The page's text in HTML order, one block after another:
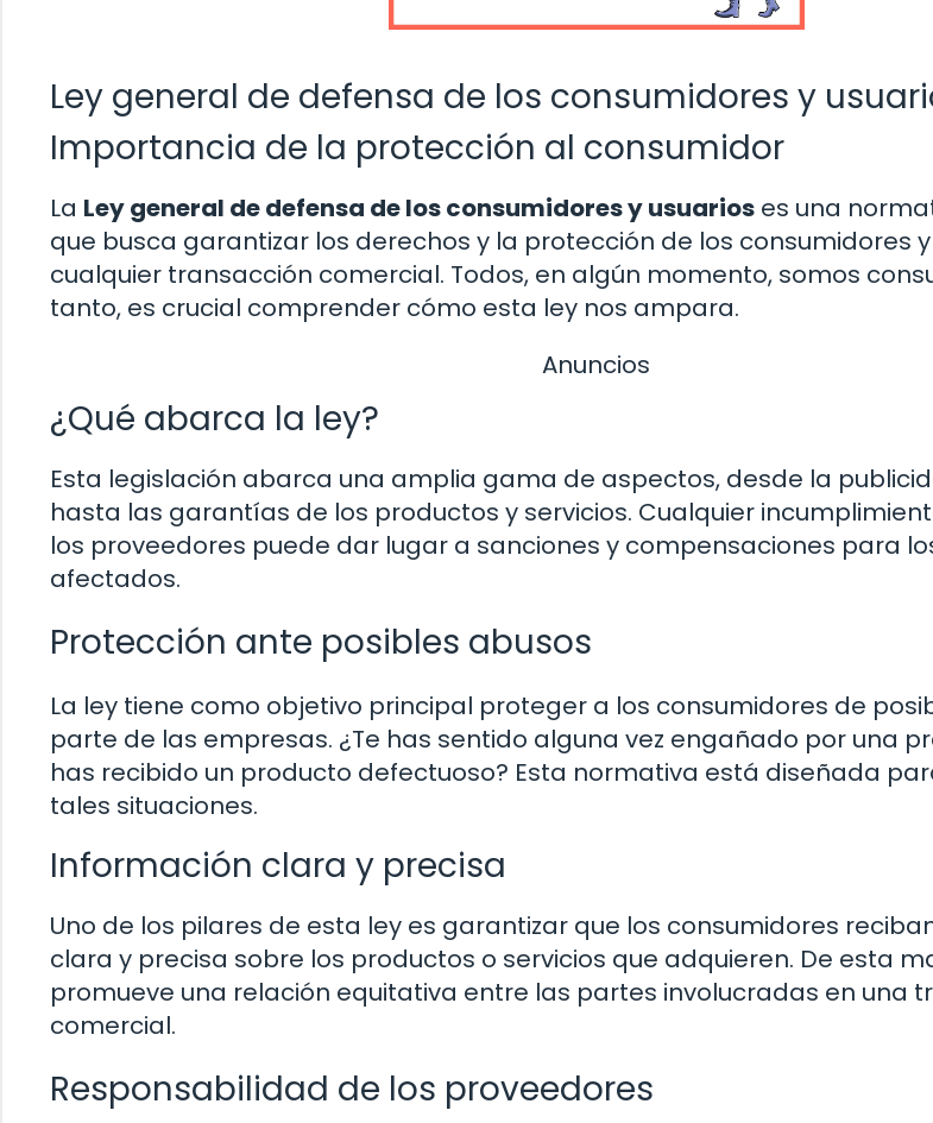
Ley general de defensa de los consumidores y
Importancia de la protección al consumidor
La Ley general de defensa de los consumidores y usuarios es una
que busca garantizar los derechos y la protección de los consumidores
cualquier transacción comercial. Todos, en algún momento, somos
tanto, es crucial comprender cómo esta ley nos ampara.
Anuncios
¿Qué abarca la ley?
Esta legislación abarca una amplia gama de aspectos, desde la
hasta las garantías de los productos y servicios. Cualquier
los proveedores puede dar lugar a sanciones y compensaciones para
afectados.
Protección ante posibles abusos
La ley tiene como objetivo principal proteger a los consumidores de
parte de las empresas. ¿Te has sentido alguna vez engañado por una
has recibido un producto defectuoso? Esta normativa está diseñada
tales situaciones.
Información clara y precisa
Uno de los pilares de esta ley es garantizar que los consumidores
clara y precisa sobre los productos o servicios que adquieren. De esta
promueve una relación equitativa entre las partes involucradas en una
comercial.
Responsabilidad de los proveedores